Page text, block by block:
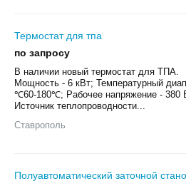
Термостат для тпа
по запросу
В наличии новый термостат для ТПА.
Мощность - 6 кВт; Температурный
℃60-180℃; Рабочее напряжение - 380
Источник теплопроводности...
Ставрополь
Полуавтоматический заточной